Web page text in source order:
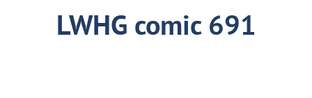
LWHG comic 691